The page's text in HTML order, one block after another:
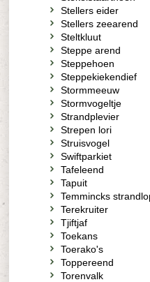
Stellers eider
Stellers zeearend
Steltkluut
Steppe arend
Steppehoen
Steppekiekendief
Stormmeeuw
Stormvogeltje
Strandplevier
Strepen lori
Struisvogel
Swiftparkiet
Tafeleend
Tapuit
Temmincks
Terekruiter
Tjiftjaf
Toekans
Toerako's
Toppereend
Torenvalk